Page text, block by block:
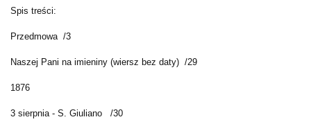
Spis treści:
Przedmowa /3
Naszej Pani na imieniny (wiersz bez daty) /29
1876
3 sierpnia - S. Giuliano /30